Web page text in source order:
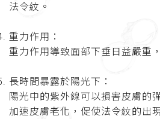
法令紋。
重力作用：
重力作用導致面部下垂日益嚴重
長時間暴露於陽光下：
陽光中的紫外線可以損害皮膚的
加速皮膚老化，促使法令紋的出